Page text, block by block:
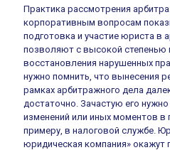
Практика рассмотрения
корпоративным вопросам
подготовка и участие юриста в
позволяют с высокой степенью
восстановления нарушенных
нужно помнить, что вынесения
рамках арбитражного дела
достаточно. Зачастую его
изменений или иных моментов в
примеру, в налоговой службе.
юридическая компания» окажут